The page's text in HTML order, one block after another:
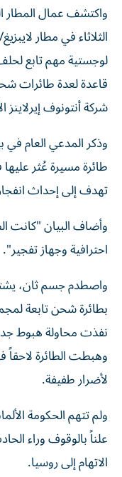
واكتشف عمال المطار
الثلاثاء في مطار
لوجستية مهم تابع
شركة أنتونوف إيرلاينز
وذكر المدعي العام في
طائرة مسيرة عُثر عليها
تهدف إلى إحداث
وأضاف البيان "كانت
احترافية وجهاز تفجير".
واصطدم جسم ثان،
بطائرة شحن تابعة
نفذت محاولة هبوط
وهبطت الطائرة لاحقاً
لأضرار طفيفة.
ولم تتهم الحكومة
علناً بالوقوف وراء
الاتهام إلى روسيا.